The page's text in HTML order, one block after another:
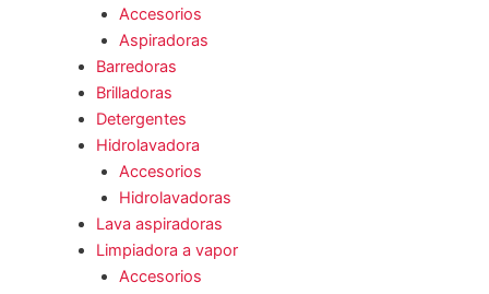
Accesorios
Aspiradoras
Barredoras
Brilladoras
Detergentes
Hidrolavadora
Accesorios
Hidrolavadoras
Lava aspiradoras
Limpiadora a vapor
Accesorios